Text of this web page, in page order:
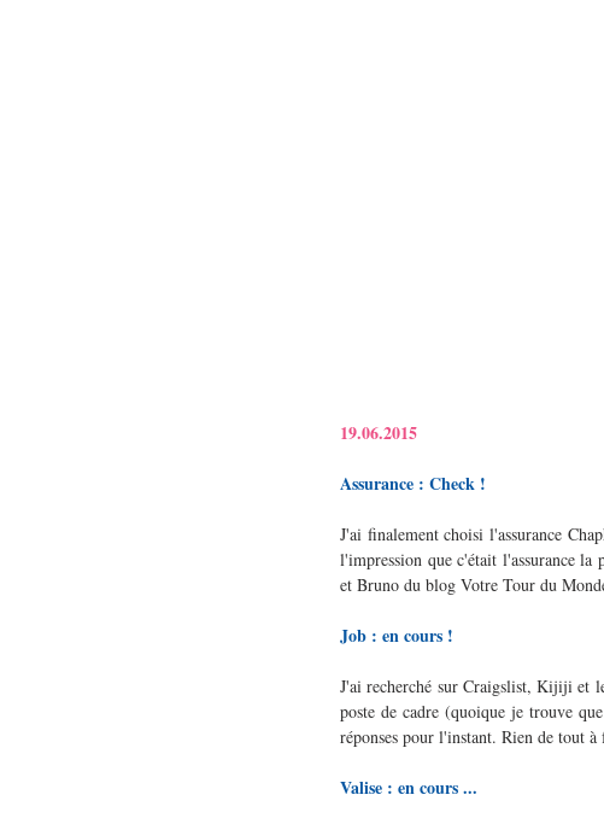
19.06.2015
Assurance : Check !
J'ai finalement choisi l'assurance
l'impression que c'était l'assurance
et Bruno du blog Votre Tour du
Job : en cours !
J'ai recherché sur Craigslist, Kijiji et
poste de cadre (quoique je trouve
réponses pour l'instant. Rien de tout
Valise : en cours ...